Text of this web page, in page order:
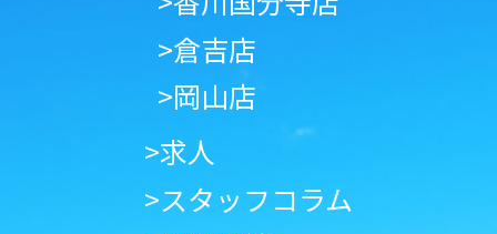
>倉吉店
>岡山店
>求人
>スタッフコラム